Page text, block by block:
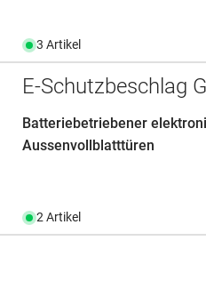
3 Artikel
E-Schutzbeschlag
Batteriebetriebener
Aussenvollblatttüren
2 Artikel